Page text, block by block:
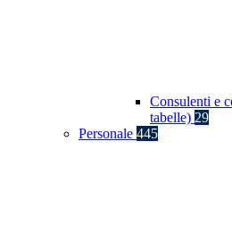
Consulenti e
tabelle) 29
Personale 445